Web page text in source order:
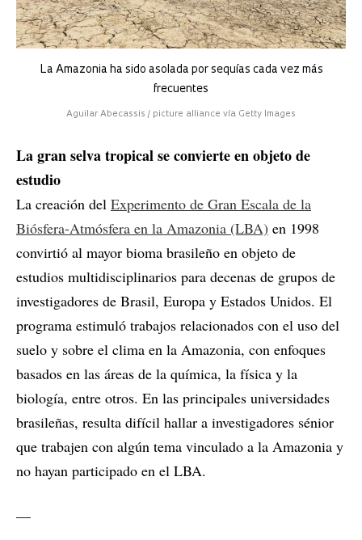
La Amazonia ha sido asolada por sequías cada vez más
frecuentes
Aguilar Abecassis / picture alliance vía Getty Images
La gran selva tropical se convierte en objeto de
estudio
La creación del Experimento de Gran Escala de la
Biósfera-Atmósfera en la Amazonia (LBA) en 1998
convirtió al mayor bioma brasileño en objeto de
estudios multidisciplinarios para decenas de grupos de
investigadores de Brasil, Europa y Estados Unidos. El
programa estimuló trabajos relacionados con el uso del
suelo y sobre el clima en la Amazonia, con enfoques
basados en las áreas de la química, la física y la
biología, entre otros. En las principales universidades
brasileñas, resulta difícil hallar a investigadores sénior
que trabajen con algún tema vinculado a la Amazonia y
no hayan participado en el LBA.